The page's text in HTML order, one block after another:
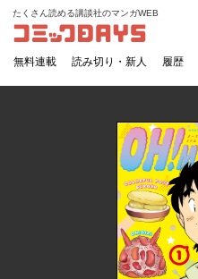
コミックDAYS
たくさん読める講談社のマンガWEB
無料連載 読み切り・新人 履歴